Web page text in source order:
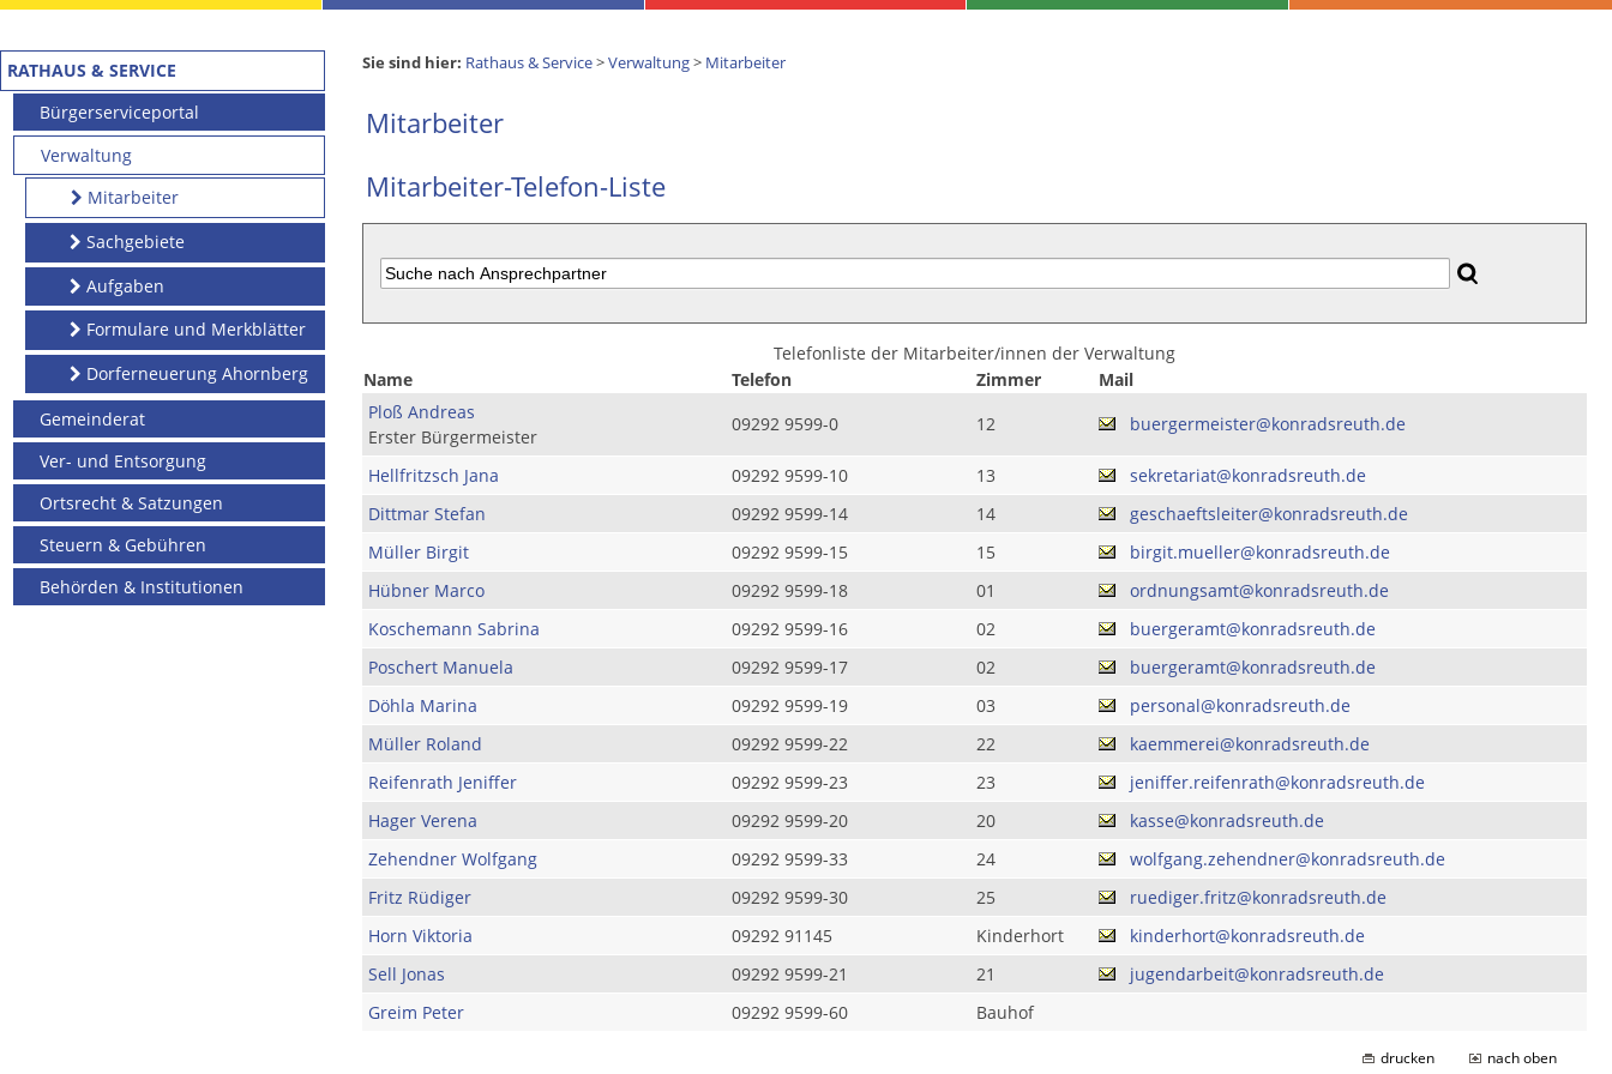
RATHAUS & SERVICE
Bürgerserviceportal
Verwaltung
Mitarbeiter
Sachgebiete
Aufgaben
Formulare und Merkblätter
Dorferneuerung Ahornberg
Gemeinderat
Ver- und Entsorgung
Ortsrecht & Satzungen
Steuern & Gebühren
Behörden & Institutionen
Sie sind hier: Rathaus & Service>Verwaltung> Mitarbeiter
Mitarbeiter
Mitarbeiter-Telefon-Liste
Telefonliste der Mitarbeiter/innen der Verwaltung
Name
Telefon Zimmer
Mail
Ploß Andreas
Erster Bürgermeister
09292 9599-0 12 buergermeister@konradsreuth.de
Hellfritzsch Jana 09292 9599-10 13
sekretariat@konradsreuth.de
Dittmar Stefan
09292 9599-14 14
geschaeftsleiter@konradsreuth.de
Müller Birgit
09292 9599-15 15
birgit.mueller@konradsreuth.de
Hübner Marco
09292 9599-18 01
ordnungsamt@konradsreuth.de
Koschemann Sabrina
09292 9599-16 02
buergeramt@konradsreuth.de
Poschert Manuela
09292 9599-17 02
buergeramt@konradsreuth.de
Döhla Marina
09292 9599-19 03
personal@konradsreuth.de
Müller Roland
09292 9599-22 22
kaemmerei@konradsreuth.de
Reifenrath Jeniffer
09292 9599-23 23
jeniffer.reifenrath@konradsreuth.de
Hager Verena
09292 9599-20 20
kasse@konradsreuth.de
Zehendner Wolfgang
09292 9599-33 24
wolfgang.zehendner@konradsreuth.de
Fritz Rüdiger
09292 9599-30 25
ruediger.fritz@konradsreuth.de
Horn Viktoria
09292 91145 Kinderhort
kinderhort@konradsreuth.de
Sell Jonas
09292 9599-21 21
jugendarbeit@konradsreuth.de
Greim Peter
09292 9599-60 Bauhof
drucken nach oben